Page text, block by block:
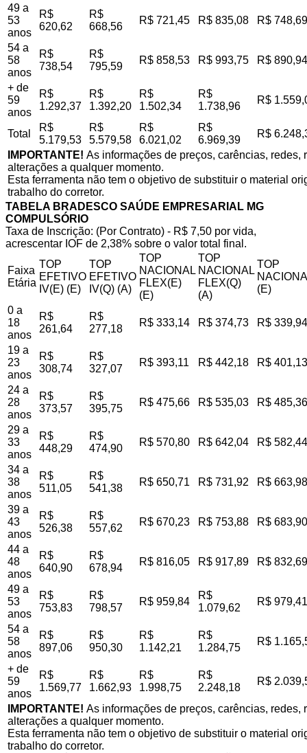
49 a
53
anos
R$
620,62
R$
668,56
R$ 721,45 R$ 835,08 R$ 748,69
54 a
58
anos
R$
738,54
R$
795,59
R$ 858,53 R$ 993,75 R$ 890,94
+ de
59
anos
R$
1.292,37
R$
1.392,20
R$
1.502,34
R$
1.738,96
R$
Total
R$
5.179,53
R$
5.579,58
R$
6.021,02
R$
6.969,39
R$
IMPORTANTE! As informações de preços, carências,
alterações a qualquer momento.
Esta ferramenta não tem o objetivo de substituir o material
trabalho do corretor.
TABELA BRADESCO SAÚDE EMPRESARIAL MG
COMPULSÓRIO
Taxa de Inscrição: (Por Contrato) - R$ 7,50 por vida,
acrescentar IOF de 2,38% sobre o valor total final.
Faixa
Etária
TOP
EFETIVO
IV(E) (E)
TOP
EFETIVO
IV(Q) (A)
TOP
NACIONAL
FLEX(E)
(E)
TOP
NACIONAL
FLEX(Q)
(A)
TOP
(E)
0 a
18
anos
R$
261,64
R$
277,18
R$ 333,14 R$ 374,73 R$ 339,94
19 a
23
anos
R$
308,74
R$
327,07
R$ 393,11 R$ 442,18 R$ 401,13
24 a
28
anos
R$
373,57
R$
395,75
R$ 475,66 R$ 535,03 R$ 485,36
29 a
33
anos
R$
448,29
R$
474,90
R$ 570,80 R$ 642,04 R$ 582,44
34 a
38
anos
R$
511,05
R$
541,38
R$ 650,71 R$ 731,92 R$ 663,98
39 a
43
anos
R$
526,38
R$
557,62
R$ 670,23 R$ 753,88 R$ 683,90
44 a
48
anos
R$
640,90
R$
678,94
R$ 816,05 R$ 917,89 R$ 832,69
49 a
53
anos
R$
753,83
R$
798,57
R$ 959,84
R$
1.079,62
R$ 979,41
54 a
58
anos
R$
897,06
R$
950,30
R$
1.142,21
R$
1.284,75
R$
+ de
59
anos
R$
1.569,77
R$
1.662,93
R$
1.998,75
R$
2.248,18
R$
IMPORTANTE! As informações de preços, carências,
alterações a qualquer momento.
Esta ferramenta não tem o objetivo de substituir o material
trabalho do corretor.